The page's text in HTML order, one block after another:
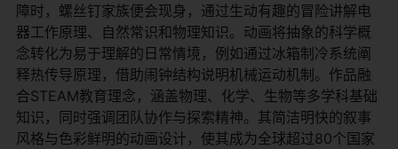
障时，螺丝钉家族便会现身，通过生动有趣的冒险讲解电
器工作原理、自然常识和物理知识。动画将抽象的科学概
念转化为易于理解的日常情境，例如通过冰箱制冷系统阐
释热传导原理，借助闹钟结构说明机械运动机制。作品融
合STEAM教育理念，涵盖物理、化学、生物等多学科基础
知识，同时强调团队协作与探索精神。其简洁明快的叙事
风格与色彩鲜明的动画设计，使其成为全球超过80个国家